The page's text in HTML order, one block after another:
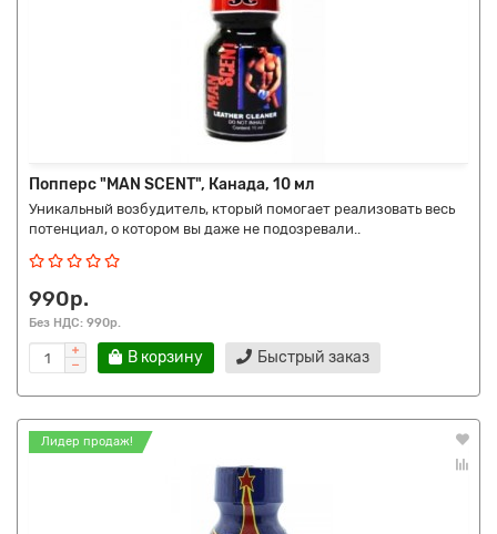
Попперс "MAN SCENT", Канада, 10 мл
Уникальный возбудитель, кторый помогает реализовать весь
потенциал, о котором вы даже не подозревали..
990р.
Без НДС: 990р.
В корзину Быстрый заказ
Лидер продаж!